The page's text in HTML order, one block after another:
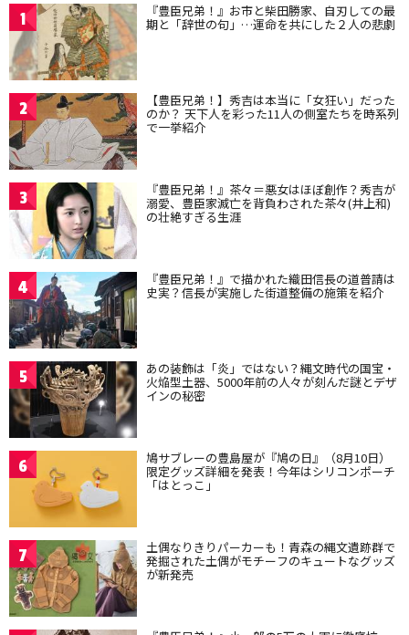
1 『豊臣兄弟！』お市と柴田勝家、自刃しての最
期と「辞世の句」…運命を共にした２人の悲劇
2 【豊臣兄弟！】秀吉は本当に「女狂い」だった
のか？ 天下人を彩った11人の側室たちを時系列
で一挙紹介
3 『豊臣兄弟！』茶々＝悪女はほぼ創作？秀吉が
溺愛、豊臣家滅亡を背負わされた茶々(井上和)
の壮絶すぎる生涯
4 『豊臣兄弟！』で描かれた織田信長の道普請は
史実？信長が実施した街道整備の施策を紹介
5 あの装飾は「炎」ではない？縄文時代の国宝・
火焔型土器、5000年前の人々が刻んだ謎とデザ
インの秘密
6 鳩サブレーの豊島屋が『鳩の日』（8月10日）
限定グッズ詳細を発表！今年はシリコンポーチ
「はとっこ」
7 土偶なりきりパーカーも！青森の縄文遺跡群で
発掘された土偶がモチーフのキュートなグッズ
が新発売